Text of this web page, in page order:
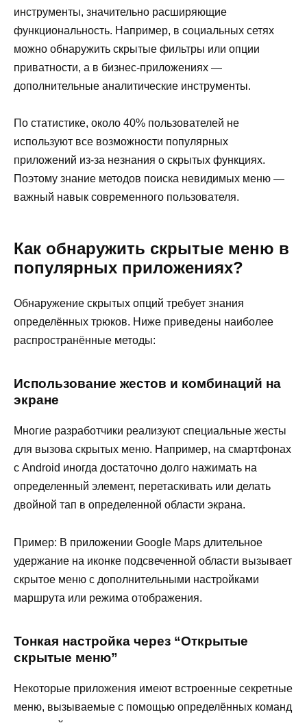
инструменты, значительно расширяющие
функциональность. Например, в социальных сетях
можно обнаружить скрытые фильтры или опции
приватности, а в бизнес-приложениях —
дополнительные аналитические инструменты.
По статистике, около 40% пользователей не
используют все возможности популярных
приложений из-за незнания о скрытых функциях.
Поэтому знание методов поиска невидимых меню —
важный навык современного пользователя.
Как обнаружить скрытые меню в
популярных приложениях?
Обнаружение скрытых опций требует знания
определённых трюков. Ниже приведены наиболее
распространённые методы:
Использование жестов и комбинаций на
экране
Многие разработчики реализуют специальные жесты
для вызова скрытых меню. Например, на смартфонах
с Android иногда достаточно долго нажимать на
определенный элемент, перетаскивать или делать
двойной тап в определенной области экрана.
Пример: В приложении Google Maps длительное
удержание на иконке подсвеченной области вызывает
скрытое меню с дополнительными настройками
маршрута или режима отображения.
Тонкая настройка через “Открытые
скрытые меню”
Некоторые приложения имеют встроенные секретные
меню, вызываемые с помощью определённых команд